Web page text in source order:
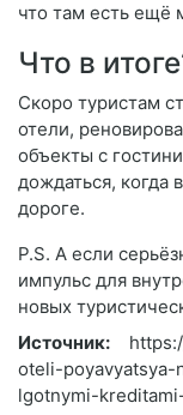
что там есть ещё
Что в
Скоро туристам
отели,
объекты с
дождаться, когда
дороге.
P.S. А если
импульс для
новых
Источник:
oteli-
lgotnymi-